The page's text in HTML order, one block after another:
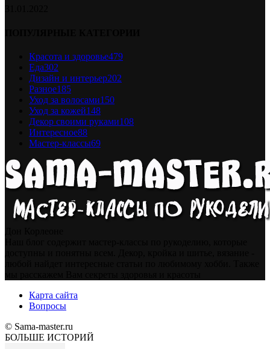
Красота и здоровье479
Еда302
Дизайн и интерьер202
Разное185
Уход за волосами150
Уход за кожей148
Декор своими руками108
Интересное88
Мастер-классы69
Карта сайта
Вопросы
© Sama-master.ru
БОЛЬШЕ ИСТОРИЙ